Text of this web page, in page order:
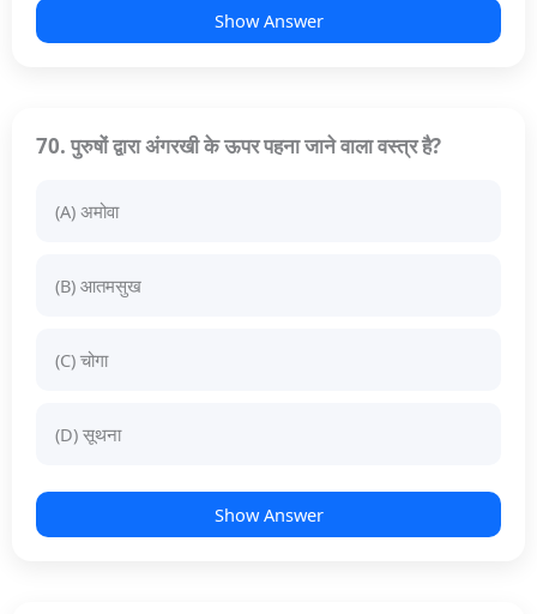
Show Answer
70. पुरुषों द्वारा अंगरखी के ऊपर पहना जाने वाला वस्त्र है?
(A) अमोवा
(B) आतमसुख
(C) चोगा
(D) सूथना
Show Answer